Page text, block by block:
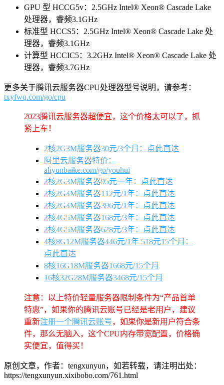
GPU 型 HCCG5v：2.5GHz Intel® Xeon® Cascade Lake
处理器，睿频3.1GHz
标准型 HCCS5：2.5GHz Intel® Xeon® Cascade Lake 处
理器，睿频3.1GHz
计算型 HCCIC5：3.2GHz Intel® Xeon® Cascade Lake 处
理器，睿频3.7GHz
更多关于腾讯云服务器CPU处理器型号说明，请参考：
txyfwq.com/go/cpu
2023腾讯云服务器超便宜，这个价格太可以了，抓
紧上车！
2核2G3M服务器30元/3个月：点此直达
阿里云服务器特价：
aliyunbaike.com/go/youhui
2核2G3M服务器95元一年：点此直达
2核2G4M服务器112元/1年：点此直达
2核2G4M服务器396元/1年：点此直达
2核4G5M服务器168元/3年：点此直达
2核4G5M服务器628元/3年：点此直达
4核8G12M服务器446元/1年 518元15个月：
点此直达
8核16G18M服务器1668元/15个月
16核32G28M服务器3468元/15个月
注意：以上特价轻量服务器限制条件为“产品首单
特惠”，如果你的腾讯云账号已经是老用户，建议
重新注册一个腾讯云账号，如果你是新用户符合条
件，那么无脑入，这个CPU内存带宽配置，价格确
实便宜，值得买！
原创文章，作者：tengxunyun，如若转载，请注明出处：
https://tengxunyun.xixibobo.com/761.html